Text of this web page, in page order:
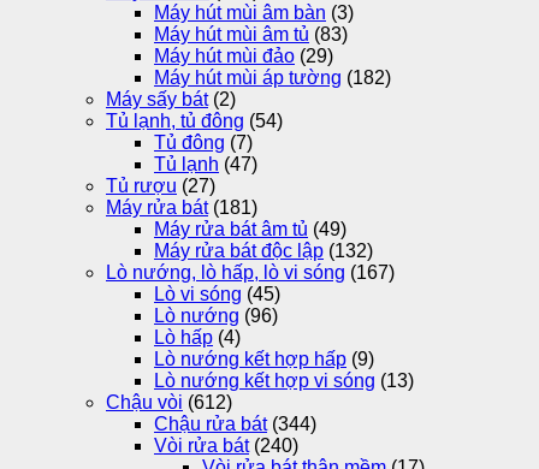
Máy hút mùi âm bàn (3)
Máy hút mùi âm tủ (83)
Máy hút mùi đảo (29)
Máy hút mùi áp tường (182)
Máy sấy bát (2)
Tủ lạnh, tủ đông (54)
Tủ đông (7)
Tủ lạnh (47)
Tủ rượu (27)
Máy rửa bát (181)
Máy rửa bát âm tủ (49)
Máy rửa bát độc lập (132)
Lò nướng, lò hấp, lò vi sóng (167)
Lò vi sóng (45)
Lò nướng (96)
Lò hấp (4)
Lò nướng kết hợp hấp (9)
Lò nướng kết hợp vi sóng (13)
Chậu vòi (612)
Chậu rửa bát (344)
Vòi rửa bát (240)